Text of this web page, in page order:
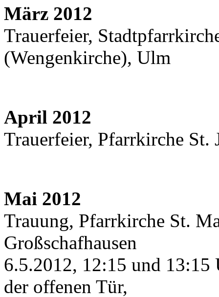
März 2012
Trauerfeier,
(Wengenkirche), Ulm
April 2012
Trauerfeier, Pfarrkirche
Mai 2012
Trauung, Pfarrkirche St.
Großschafhausen
6.5.2012, 12:15 und 13:15
der offenen Tür,